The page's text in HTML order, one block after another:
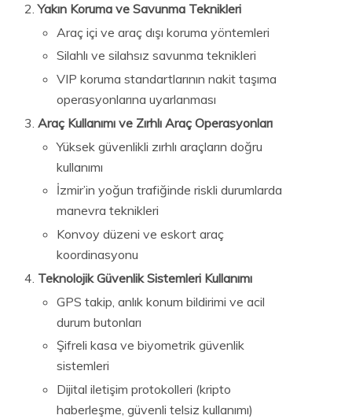
Yakın Koruma ve Savunma Teknikleri
Araç içi ve araç dışı koruma yöntemleri
Silahlı ve silahsız savunma teknikleri
VIP koruma standartlarının nakit taşıma
operasyonlarına uyarlanması
Araç Kullanımı ve Zırhlı Araç Operasyonları
Yüksek güvenlikli zırhlı araçların doğru
kullanımı
İzmir’in yoğun trafiğinde riskli durumlarda
manevra teknikleri
Konvoy düzeni ve eskort araç
koordinasyonu
Teknolojik Güvenlik Sistemleri Kullanımı
GPS takip, anlık konum bildirimi ve acil
durum butonları
Şifreli kasa ve biyometrik güvenlik
sistemleri
Dijital iletişim protokolleri (kripto
haberleşme, güvenli telsiz kullanımı)